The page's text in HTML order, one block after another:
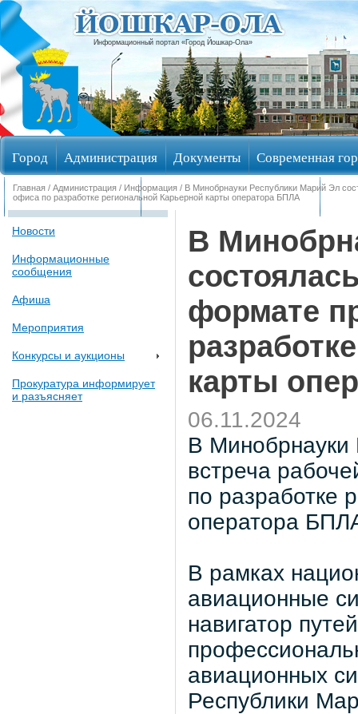
Информационный портал «Город Йошкар-Ола»
Город Администрация Документы Современная
Обращения граждан Общественные обсуждения
Главная / Администрация / Информация / В Минобрнауки Республики Марий Эл
офиса по разработке региональной Карьерной карты оператора БПЛА
Новости
Информационные
сообщения
Афиша
Мероприятия
Конкурсы и аукционы
Прокуратура информирует
и разъясняет
В
формате
карты
06.11.2024
В Минобрнауки
встреча
по разработке
оператора
В рамках
авиационные
навигатор
авиационных
Республики